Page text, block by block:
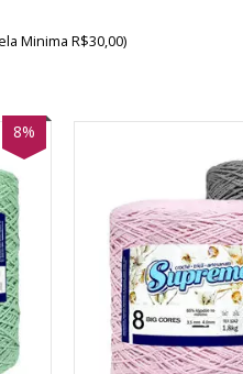
Minima R$30,00)
8%